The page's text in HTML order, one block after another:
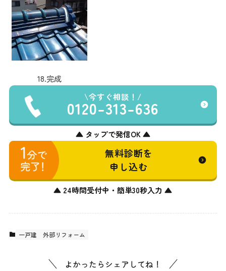
18.完成
今すぐ相談！
0120-313-636
▲ タップで発信OK ▲
無料診断を
申し込む
▲ 24時間受付中・簡単30秒入力 ▲
一戸建 外部リフォーム
よかったらシェアしてね！